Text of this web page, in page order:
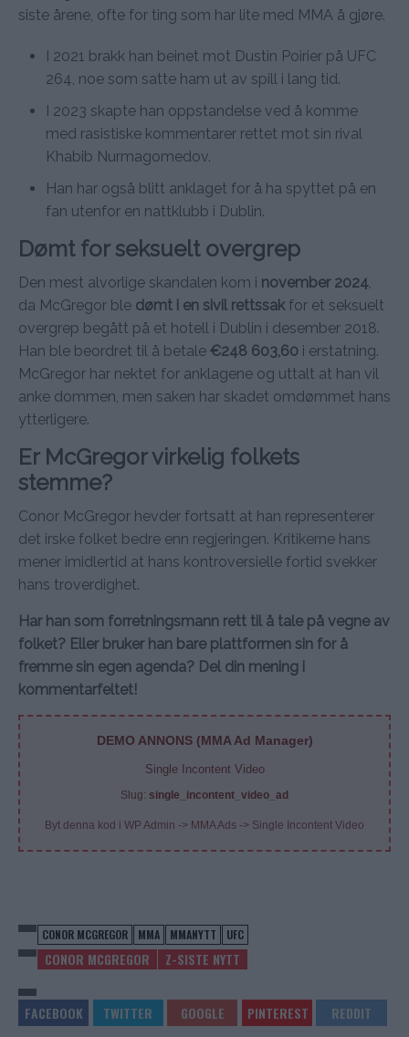
siste årene, ofte for ting som har lite med MMA å gjøre.
I 2021 brakk han beinet mot Dustin Poirier på UFC
264, noe som satte ham ut av spill i lang tid.
I 2023 skapte han oppstandelse ved å komme
med rasistiske kommentarer rettet mot sin rival
Khabib Nurmagomedov.
Han har også blitt anklaget for å ha spyttet på en
fan utenfor en nattklubb i Dublin.
Dømt for seksuelt overgrep
Den mest alvorlige skandalen kom i november 2024,
da McGregor ble dømt i en sivil rettssakfor et seksuelt
overgrep begått på et hotell i Dublin i desember 2018.
Han ble beordret til å betale €248 603,60 i erstatning.
McGregor har nektet for anklagene og uttalt at han vil
anke dommen, men saken har skadet omdømmet hans
ytterligere.
Er McGregor virkelig folkets
stemme?
Conor McGregor hevder fortsatt at han representerer
det irske folket bedre enn regjeringen. Kritikerne hans
mener imidlertid at hans kontroversielle fortid svekker
hans troverdighet.
Har han som forretningsmann rett til å tale på vegne av
folket? Eller bruker han bare plattformen sin for å
fremme sin egen agenda? Del din mening i
kommentarfeltet!
DEMO ANNONS (MMA Ad Manager)
Single Incontent Video
Slug: single_incontent_video_ad
Byt denna kod i WP Admin -> MMA Ads -> Single Incontent Video
CONOR MCGREGOR MMA MMANYTT UFC
CONOR MCGREGOR Z-SISTE NYTT